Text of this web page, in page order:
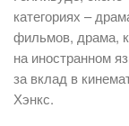
категориях –
фильмов, драма,
на иностранном
за вклад в
Хэнкс.